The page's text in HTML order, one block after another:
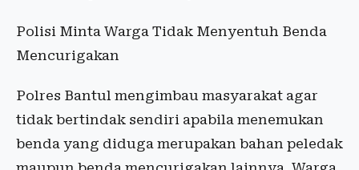
Polisi Minta Warga Tidak Menyentuh Benda
Mencurigakan
Polres Bantul mengimbau masyarakat agar
tidak bertindak sendiri apabila menemukan
benda yang diduga merupakan bahan peledak